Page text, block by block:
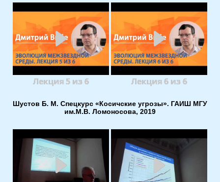
Лекция 5 из 6 Лекция 6 из 6
Шустов Б. М. Спецкурс «Косичские угрозы». ГАИШ МГУ
им.М.В. Ломоносова, 2019